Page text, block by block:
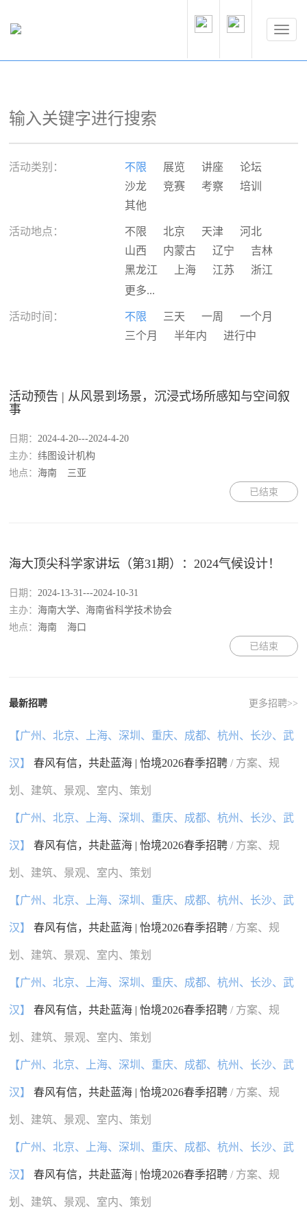
活动类别： 不限 展览 讲座
论坛
沙龙
竞赛 考察
培训
其他
活动地点： 不限 北京 天津
河北
山西
内蒙古 辽宁
吉林
黑龙江
上海 江苏
浙江
安徽
广东
广西
海南 重庆
四川
更多...
活动时间： 不限 三天 一周
一个月
三个月
半年内 进行中
活动预告 | 从风景到场景，沉浸式场所感知与空间叙
事
日期：2024-4-20---2024-4-20
主办：纬图设计机构
地点： 海南
三亚
已结束
海大顶尖科学家讲坛（第31期）：2024气候设计！
日期：2024-13-31---2024-10-31
主办： 海南大学、海南省科学技术协会
地点： 海南
海口
已结束
最新招聘 更多招聘>>
【广州、北京、上海、深圳、重庆、成都、杭州、长沙、武
汉】 春风有信，共赴蓝海 | 怡境2026春季招聘/ 方案、规
划、建筑、景观、室内、策划
【广州、北京、上海、深圳、重庆、成都、杭州、长沙、武
汉】 春风有信，共赴蓝海 | 怡境2026春季招聘/ 方案、规
划、建筑、景观、室内、策划
【广州、北京、上海、深圳、重庆、成都、杭州、长沙、武
汉】 春风有信，共赴蓝海 | 怡境2026春季招聘/ 方案、规
划、建筑、景观、室内、策划
【广州、北京、上海、深圳、重庆、成都、杭州、长沙、武
汉】 春风有信，共赴蓝海 | 怡境2026春季招聘/ 方案、规
划、建筑、景观、室内、策划
【广州、北京、上海、深圳、重庆、成都、杭州、长沙、武
汉】 春风有信，共赴蓝海 | 怡境2026春季招聘/ 方案、规
划、建筑、景观、室内、策划
【广州、北京、上海、深圳、重庆、成都、杭州、长沙、武
汉】 春风有信，共赴蓝海 | 怡境2026春季招聘/ 方案、规
划、建筑、景观、室内、策划